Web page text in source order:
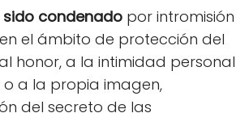
sido condenado por intromisión
el ámbito de protección del
honor, a la intimidad personal
a la propia imagen,
del secreto de las